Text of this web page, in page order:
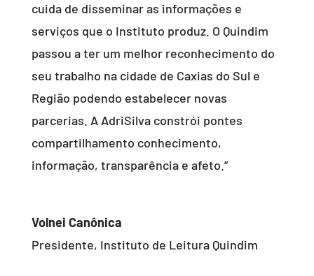
cuida de disseminar as informações e
serviços que o Instituto produz. O Quindim
passou a ter um melhor reconhecimento do
seu trabalho na cidade de Caxias do Sul e
Região podendo estabelecer novas
parcerias. A AdriSilva constrói pontes
compartilhamento conhecimento,
informação, transparência e afeto.”
Volnei Canônica
Presidente, Instituto de Leitura Quindim